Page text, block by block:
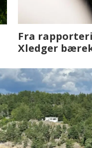
Fenistra endrer
ser vi på fremtiden